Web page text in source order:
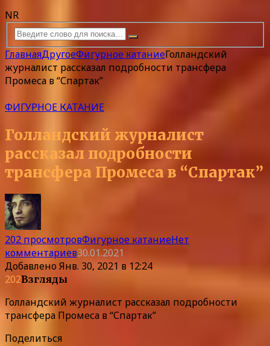
NR
ГлавнаяДругоеФигурное катаниеГолландский
журналист рассказал подробности трансфера
Промеса в “Спартак”
ФИГУРНОЕ КАТАНИЕ
Голландский журналист
рассказал подробности
трансфера Промеса в “Спартак”
202 просмотровФигурное катаниеНет
комментариев30.01.2021
ДобавленоЯнв. 30, 2021 в 12:24
202Взгляды
Голландский журналист рассказал подробности
трансфера Промеса в “Спартак”
Поделиться